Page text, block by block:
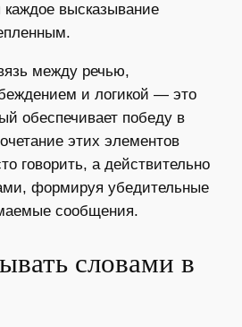
высказывание
между речью,
и логикой — это
обеспечивает победу в
этих элементов
говорить, а действительно
формируя убедительные
сообщения.
словами в